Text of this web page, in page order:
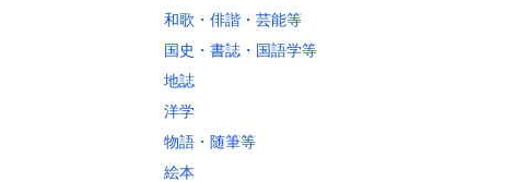
和歌・俳諧・芸能等
国史・書誌・国語学等
地誌
洋学
物語・随筆等
絵本